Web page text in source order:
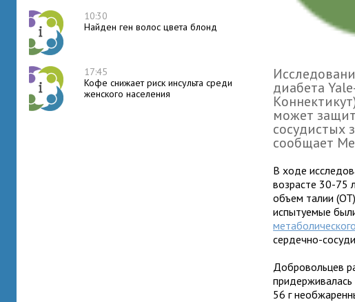
10:30
Найден ген волос цвета блонд
17:45
Кофе снижает риск инсульта среди
женского населения
диабета
может
сосудистых
сообщает
В ходе
возрасте 30-75
объем талии
испытуемые
сердечно-
Добровольцев
56 г